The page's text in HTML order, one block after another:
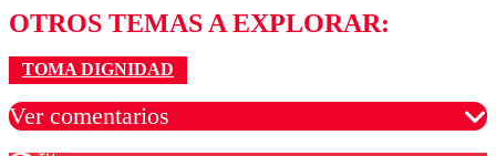
OTROS TEMAS A EXPLORAR:
TOMA DIGNIDAD
Ver comentarios